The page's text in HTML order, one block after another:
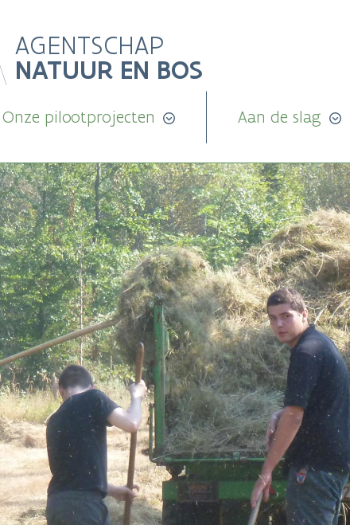
AGENTSCHAP
NATUUR EN BOS
Onze pilootprojecten Aan de slag